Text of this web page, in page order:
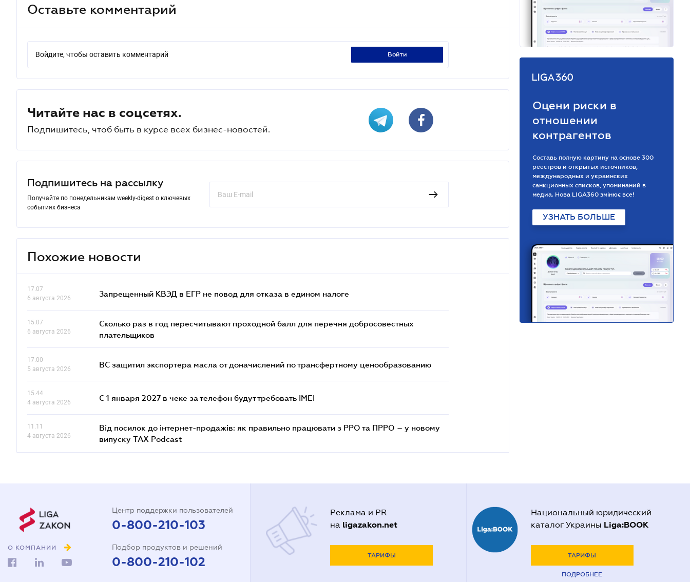
Оставьте комментарий
Войдите, чтобы оставить комментарий войти
Читайте нас в соцсетях.
Подпишитесь, чтоб быть в курсе всех бизнес-новостей.
Подпишитесь на рассылку
Получайте по понедельникам weekly-digest о ключевых
событиях бизнеса
Похожие новости
17.07
6 августа 2026
Запрещенный КВЭД в ЕГР не повод для отказа в едином налоге
15.07
6 августа 2026
Сколько раз в год пересчитывают проходной балл для перечня добросовестных
плательщиков
17.00
5 августа 2026
ВС защитил экспортера масла от доначислений по трансфертному ценообразованию
15.44
4 августа 2026
С 1 января 2027 в чеке за телефон будут требовать IMEI
11.11
4 августа 2026
Від посилок до інтернет-продажів: як правильно працювати з РРО та ПРРО – у новому
випуску TAX Podcast
Оцени риски в
отношении
контрагентов
Составь полную картину на основе 300
реестров и открытых источников,
международных и украинских
санкционных списков, упоминаний в
медиа. Нова LIGA360 змінює все!
УЗНАТЬ БОЛЬШЕ
О КОМПАНИИ
Центр поддержки пользователей
0-800-210-103
Подбор продуктов и решений
0-800-210-102
Реклама и PR
на ligazakon.net
ТАРИФЫ
Национальный юридический
каталог Украины Liga:BOOK
ТАРИФЫ
ПОДРОБНЕЕ